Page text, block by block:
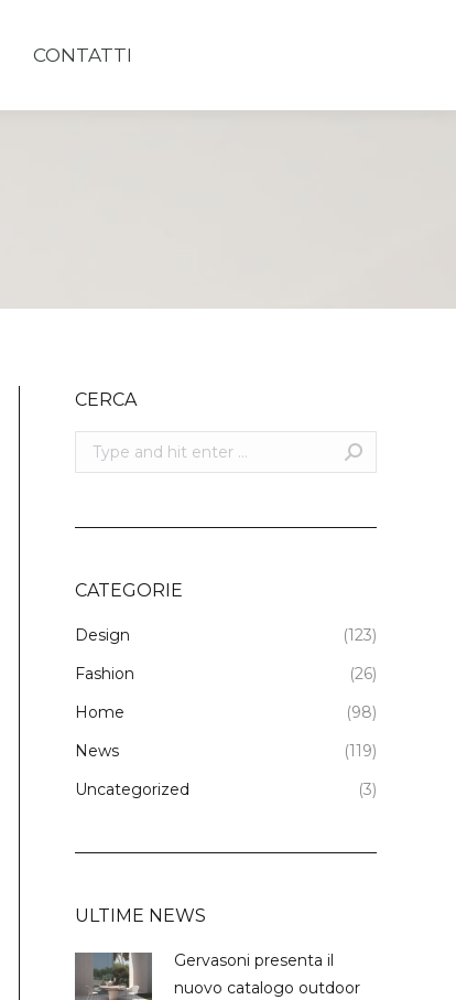
CONTATTI
CERCA
Search:
CATEGORIE
Design
(123)
Fashion
(26)
Home
(98)
News
(119)
Uncategorized
(3)
ULTIME NEWS
Gervasoni presenta il
nuovo catalogo outdoor